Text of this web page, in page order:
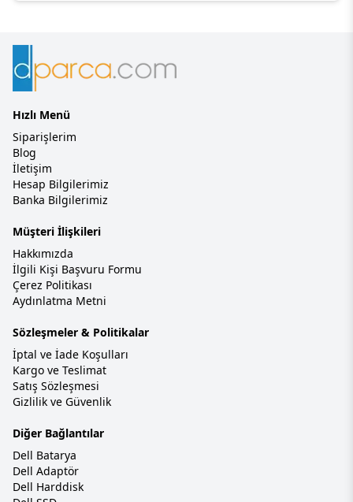
Hızlı Menü
Siparişlerim
Blog
İletişim
Hesap Bilgilerimiz
Banka Bilgilerimiz
Müşteri İlişkileri
Hakkımızda
İlgili Kişi Başvuru Formu
Çerez Politikası
Aydınlatma Metni
Sözleşmeler & Politikalar
İptal ve İade Koşulları
Kargo ve Teslimat
Satış Sözleşmesi
Gizlilik ve Güvenlik
Diğer Bağlantılar
Dell Batarya
Dell Adaptör
Dell Harddisk